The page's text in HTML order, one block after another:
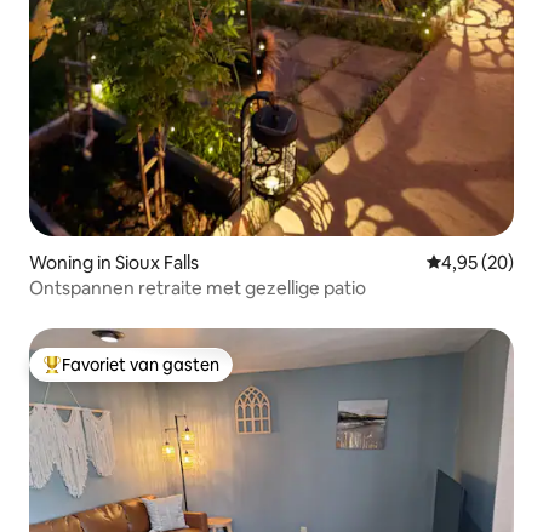
Woning in Sioux Falls Gemiddelde
4,95 (20)
Ontspannen retraite met gezellige patio
Topfavoriet van gasten
Favoriet van gasten